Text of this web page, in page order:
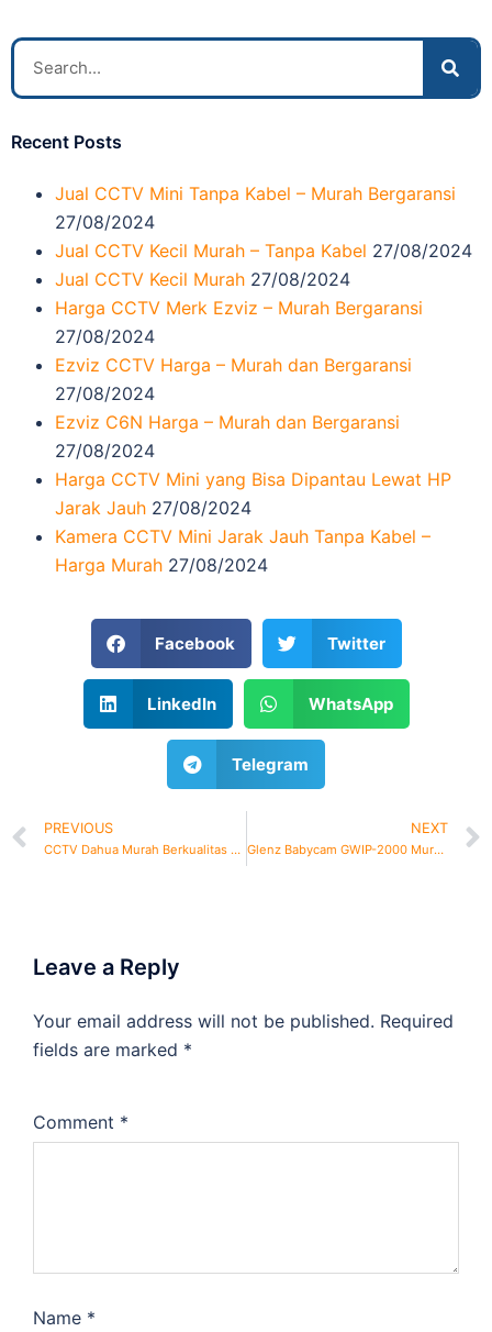
Recent Posts
Jual CCTV Mini Tanpa Kabel – Murah Bergaransi
27/08/2024
Jual CCTV Kecil Murah – Tanpa Kabel 27/08/2024
Jual CCTV Kecil Murah 27/08/2024
Harga CCTV Merk Ezviz – Murah Bergaransi
27/08/2024
Ezviz CCTV Harga – Murah dan Bergaransi
27/08/2024
Ezviz C6N Harga – Murah dan Bergaransi
27/08/2024
Harga CCTV Mini yang Bisa Dipantau Lewat HP
Jarak Jauh 27/08/2024
Kamera CCTV Mini Jarak Jauh Tanpa Kabel –
Harga Murah 27/08/2024
Facebook Twitter
LinkedIn WhatsApp
Telegram
PREVIOUS
CCTV Dahua Murah Berkualitas dan Bergaransi
NEXT
Glenz Babycam GWIP-2000 Murah Bergaransi
Leave a Reply
Your email address will not be published. Required
fields are marked *
Comment *
Name *